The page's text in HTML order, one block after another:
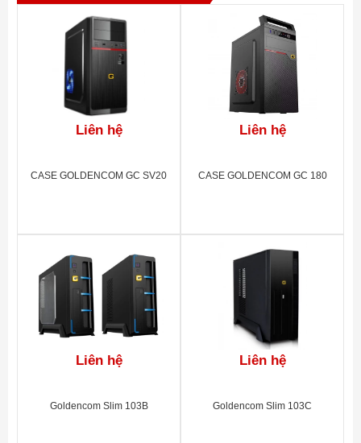
Liên hệ
CASE GOLDENCOM GC SV20
Liên hệ
CASE GOLDENCOM GC 180
Liên hệ
Goldencom Slim 103B
Liên hệ
Goldencom Slim 103C